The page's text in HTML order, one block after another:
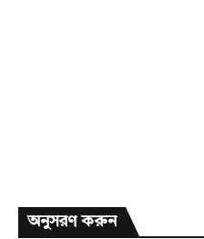
অনুসরণ করুন